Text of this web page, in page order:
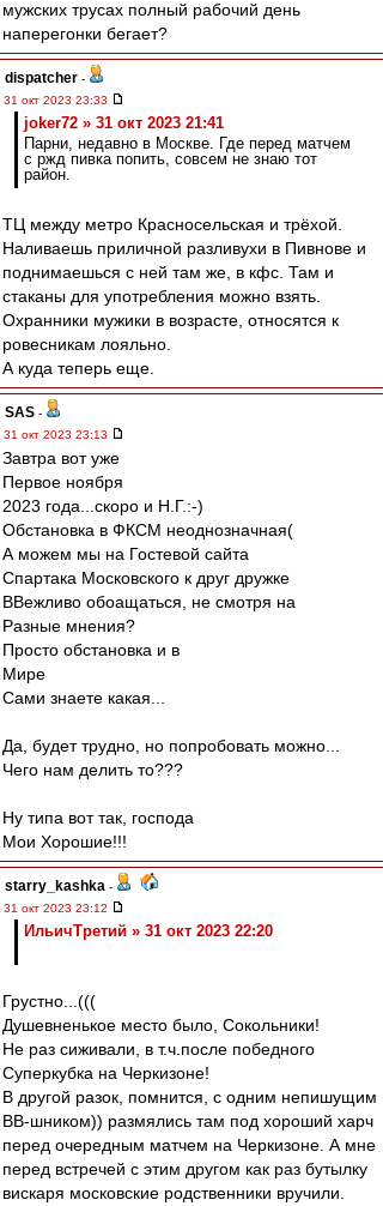
мужских трусах полный рабочий день
наперегонки бегает?
dispatcher -
31 окт 2023 23:33
joker72 » 31 окт 2023 21:41
Парни, недавно в Москве. Где перед матчем
с ржд пивка попить, совсем не знаю тот
район.
ТЦ между метро Красносельская и трёхой.
Наливаешь приличной разливухи в Пивнове и
поднимаешься с ней там же, в кфс. Там и
стаканы для употребления можно взять.
Охранники мужики в возрасте, относятся к
ровесникам лояльно.
А куда теперь еще.
SAS -
31 окт 2023 23:13
Завтра вот уже
Первое ноября
2023 года...скоро и Н.Г.:-)
Обстановка в ФКСМ неоднозначная(
А можем мы на Гостевой сайта
Спартака Московского к друг дружке
ВВежливо обоащаться, не смотря на
Разные мнения?
Просто обстановка и в
Мире
Сами знаете какая...
Да, будет трудно, но попробовать можно...
Чего нам делить то???
Ну типа вот так, господа
Мои Хорошие!!!
starry_kashka -
31 окт 2023 23:12
ИльичТpeтий » 31 окт 2023 22:20
Грустно...(((
Душевненькое место было, Сокольники!
Не раз сиживали, в т.ч.после победного
Суперкубка на Черкизоне!
В другой разок, помнится, с одним непишущим
ВВ-шником)) размялись там под хороший харч
перед очередным матчем на Черкизоне. А мне
перед встречей с этим другом как раз бутылку
вискаря московские родственники вручили.